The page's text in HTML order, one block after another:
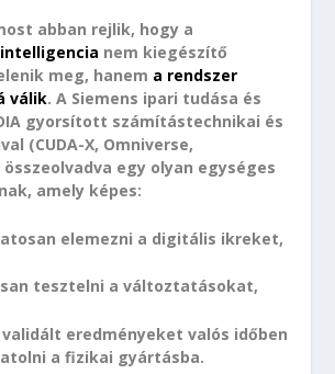
abban rejlik, hogy a
nem kiegészítő
meg, hanem a rendszer
válik. A Siemens ipari tudása és
gyorsított számítástechnikai és
(CUDA-X, Omniverse,
összeolvadva egy olyan egységes
amely képes:
elemezni a digitális ikreket,
tesztelni a változtatásokat,
validált eredményeket valós időben
a fizikai gyártásba.